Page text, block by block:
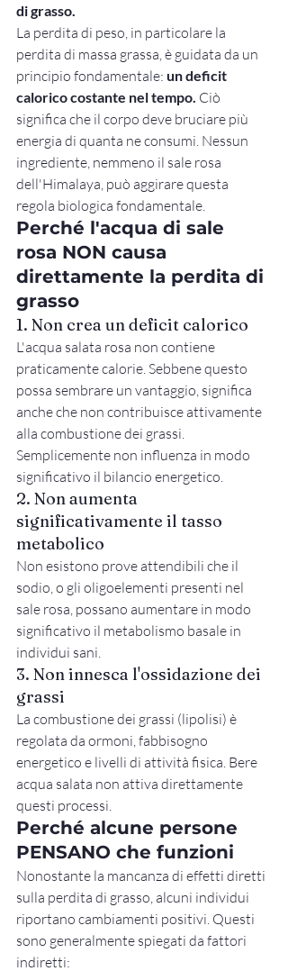
di grasso.
La perdita di peso, in particolare la
perdita di massa grassa, è guidata da un
principio fondamentale: un deficit
calorico costante nel tempo. Ciò
significa che il corpo deve bruciare più
energia di quanta ne consumi. Nessun
ingrediente, nemmeno il sale rosa
dell'Himalaya, può aggirare questa
regola biologica fondamentale.
Perché l'acqua di sale
rosa NON causa
direttamente la perdita di
grasso
1. Non crea un deficit calorico
L'acqua salata rosa non contiene
praticamente calorie. Sebbene questo
possa sembrare un vantaggio, significa
anche che non contribuisce attivamente
alla combustione dei grassi.
Semplicemente non influenza in modo
significativo il bilancio energetico.
2. Non aumenta
significativamente il tasso
metabolico
Non esistono prove attendibili che il
sodio, o gli oligoelementi presenti nel
sale rosa, possano aumentare in modo
significativo il metabolismo basale in
individui sani.
3. Non innesca l'ossidazione dei
grassi
La combustione dei grassi (lipolisi) è
regolata da ormoni, fabbisogno
energetico e livelli di attività fisica. Bere
acqua salata non attiva direttamente
questi processi.
Perché alcune persone
PENSANO che funzioni
Nonostante la mancanza di effetti diretti
sulla perdita di grasso, alcuni individui
riportano cambiamenti positivi. Questi
sono generalmente spiegati da fattori
indiretti: